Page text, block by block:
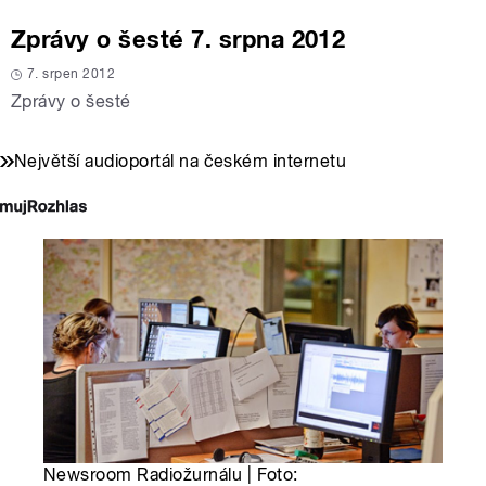
Zprávy o šesté 7. srpna 2012
7. srpen 2012
Zprávy o šesté
Největší audioportál na českém internetu
Newsroom Radiožurnálu | Foto: